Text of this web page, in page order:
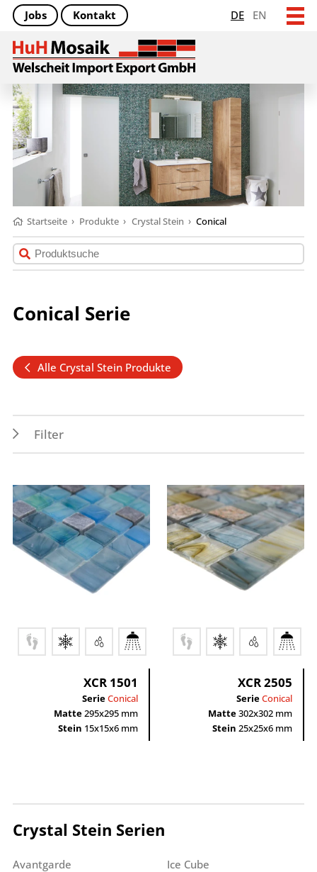
DE EN
Jobs Kontakt
Startseite › Produkte › Crystal Stein › Conical
Conical Serie
Alle Crystal Stein Produkte
Filter
Abrieb 1
Frostbeständig
Nassbereich
Spritzwasserbereich
Außen
Boden
Innen
Wand
Farben
XCR 1501
SerieConical
Matte295x295 mm
Stein 15x15x6 mm
XCR 2505
SerieConical
Matte302x302 mm
Stein 25x25x6 mm
Crystal Stein Serien
Avantgarde
Ice Cube